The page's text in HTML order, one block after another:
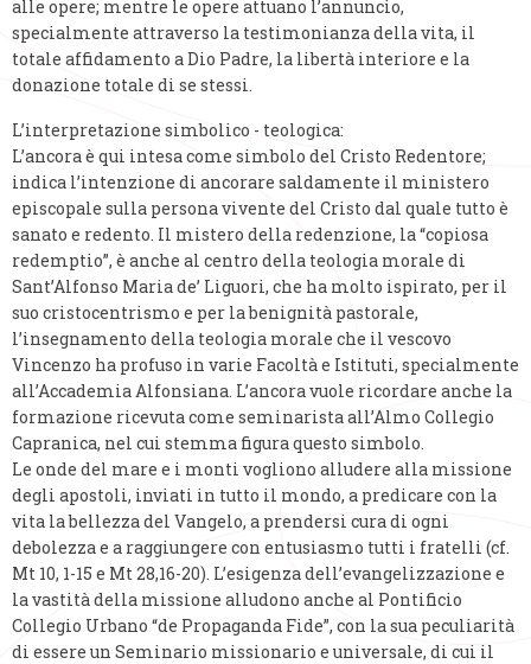
alle opere; mentre le opere attuano l’annuncio,
specialmente attraverso la testimonianza della vita, il
totale affidamento a Dio Padre, la libertà interiore e la
donazione totale di se stessi.
L’interpretazione simbolico - teologica:
L’ancora è qui intesa come simbolo del Cristo Redentore;
indica l’intenzione di ancorare saldamente il ministero
episcopale sulla persona vivente del Cristo dal quale tutto è
sanato e redento. Il mistero della redenzione, la “copiosa
redemptio”, è anche al centro della teologia morale di
Sant’Alfonso Maria de’ Liguori, che ha molto ispirato, per il
suo cristocentrismo e per la benignità pastorale,
l’insegnamento della teologia morale che il vescovo
Vincenzo ha profuso in varie Facoltà e Istituti, specialmente
all’Accademia Alfonsiana. L’ancora vuole ricordare anche la
formazione ricevuta come seminarista all’Almo Collegio
Capranica, nel cui stemma figura questo simbolo.
Le onde del mare e i monti vogliono alludere alla missione
degli apostoli, inviati in tutto il mondo, a predicare con la
vita la bellezza del Vangelo, a prendersi cura di ogni
debolezza e a raggiungere con entusiasmo tutti i fratelli (cf.
Mt 10, 1-15 e Mt 28,16-20). L’esigenza dell’evangelizzazione e
la vastità della missione alludono anche al Pontificio
Collegio Urbano “de Propaganda Fide”, con la sua peculiarità
di essere un Seminario missionario e universale, di cui il